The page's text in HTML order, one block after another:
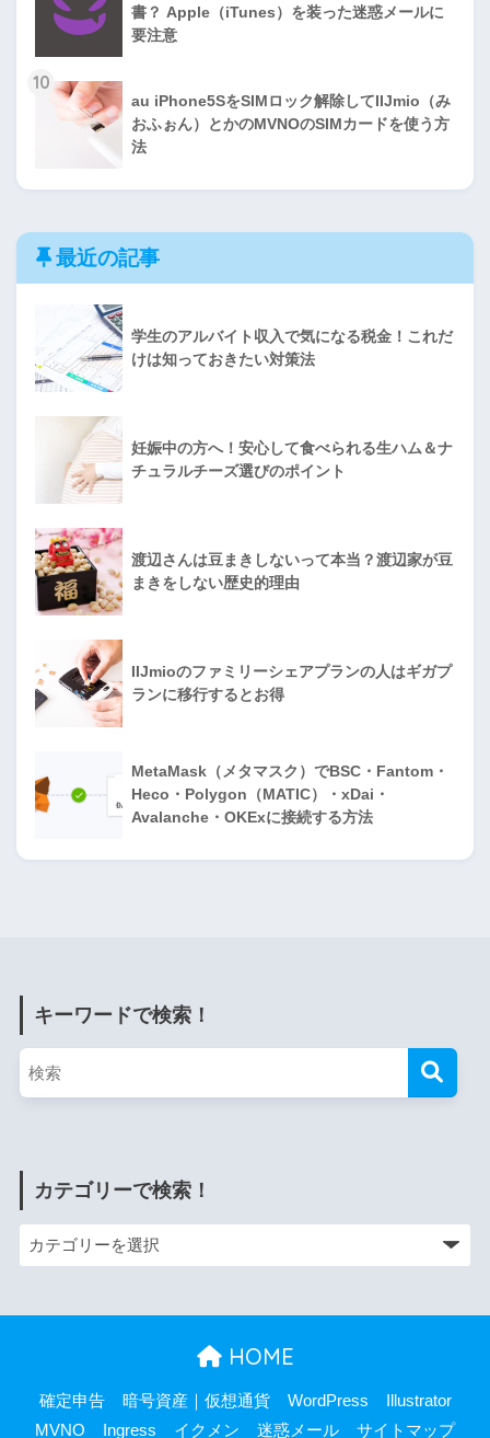
書？ Apple（iTunes）を装った迷惑メールに
要注意
10
au iPhone5SをSIMロック解除してIIJmio（み
おふぉん）とかのMVNOのSIMカードを使う方
法
最近の記事
学生のアルバイト収入で気になる税金！これだ
けは知っておきたい対策法
妊娠中の方へ！安心して食べられる生ハム＆ナ
チュラルチーズ選びのポイント
渡辺さんは豆まきしないって本当？渡辺家が豆
まきをしない歴史的理由
IIJmioのファミリーシェアプランの人はギガプ
ランに移行するとお得
MetaMask（メタマスク）でBSC・Fantom・
Heco・Polygon（MATIC）・xDai・
Avalanche・OKExに接続する方法
キーワードで検索！
カテゴリーで検索！
HOME
確定申告 暗号資産｜仮想通貨 WordPress
Illustrator
MVNO
Ingress イクメン 迷惑メール サイトマップ